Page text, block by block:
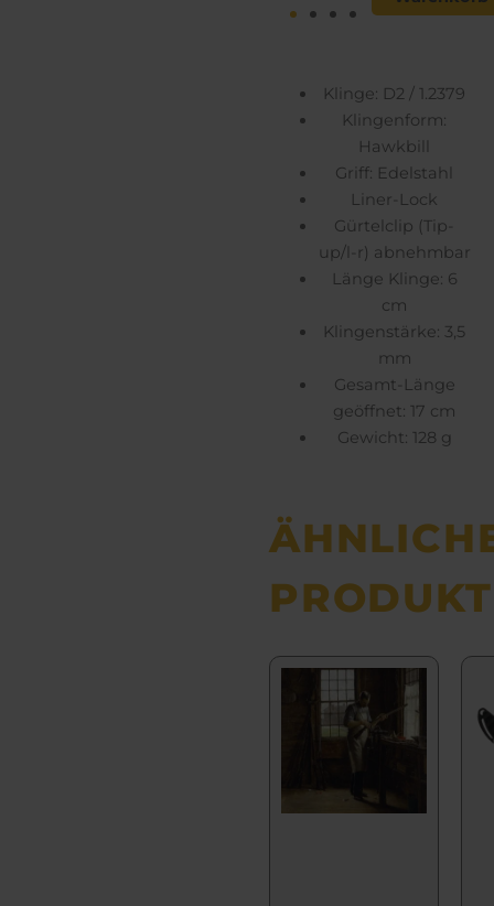
Klinge: D2 / 1.2379
Klingenform:
Hawkbill
Griff: Edelstahl
Liner-Lock
Gürtelclip (Tip-
up/l-r) abnehmbar
Länge Klinge: 6
cm
Klingenstärke: 3,5
mm
Gesamt-Länge
geöffnet: 17 cm
Gewicht: 128 g